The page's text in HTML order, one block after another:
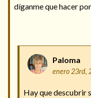
díganme que hacer
Paloma
enero 23rd,
Hay que descubrir